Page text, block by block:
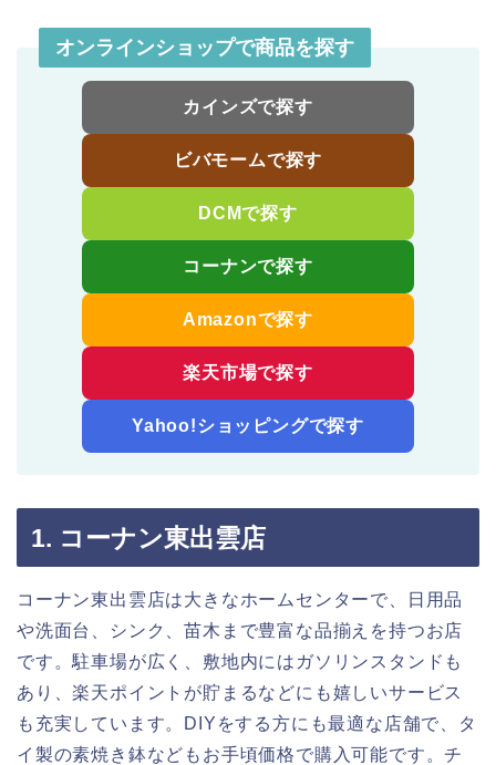
オンラインショップで商品を探す
カインズで探す
ビバモームで探す
DCMで探す
コーナンで探す
Amazonで探す
楽天市場で探す
Yahoo!ショッピングで探す
1. コーナン東出雲店
コーナン東出雲店は大きなホームセンターで、日用品
や洗面台、シンク、苗木まで豊富な品揃えを持つお店
です。駐車場が広く、敷地内にはガソリンスタンドも
あり、楽天ポイントが貯まるなどにも嬉しいサービス
も充実しています。DIYをする方にも最適な店舗で、タ
イ製の素焼き鉢などもお手頃価格で購入可能です。チ